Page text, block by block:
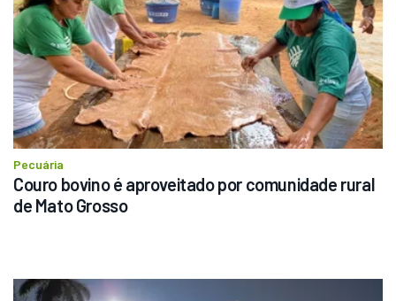
Pecuária
Couro bovino é aproveitado por comunidade rural
de Mato Grosso